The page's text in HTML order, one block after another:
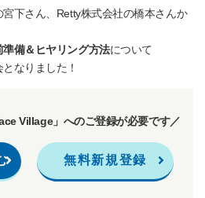
下さん、Retty株式会社の橋本さんか
備＆ヒヤリング方法について
なりました！
Village」へのご登録が必要です／
無料新規登録